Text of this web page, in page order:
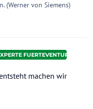
(Werner von Siemens)
FUERTEVENTURA
machen wir